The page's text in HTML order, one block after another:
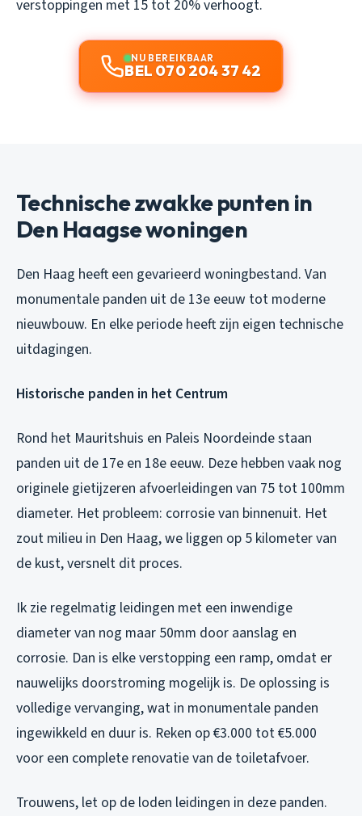
verstoppingen met 15 tot 20% verhoogt.
NU BEREIKBAAR
BEL 070 204 37 42
Technische zwakke punten in
Den Haagse woningen
Den Haag heeft een gevarieerd woningbestand. Van
monumentale panden uit de 13e eeuw tot moderne
nieuwbouw. En elke periode heeft zijn eigen technische
uitdagingen.
Historische panden in het Centrum
Rond het Mauritshuis en Paleis Noordeinde staan
panden uit de 17e en 18e eeuw. Deze hebben vaak nog
originele gietijzeren afvoerleidingen van 75 tot 100mm
diameter. Het probleem: corrosie van binnenuit. Het
zout milieu in Den Haag, we liggen op 5 kilometer van
de kust, versnelt dit proces.
Ik zie regelmatig leidingen met een inwendige
diameter van nog maar 50mm door aanslag en
corrosie. Dan is elke verstopping een ramp, omdat er
nauwelijks doorstroming mogelijk is. De oplossing is
volledige vervanging, wat in monumentale panden
ingewikkeld en duur is. Reken op €3.000 tot €5.000
voor een complete renovatie van de toiletafvoer.
Trouwens, let op de loden leidingen in deze panden.